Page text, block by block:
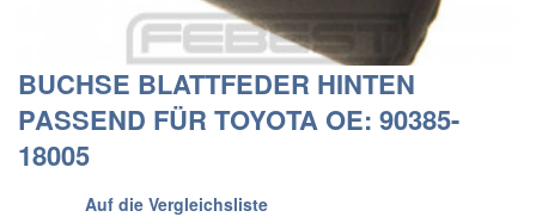
BUCHSE BLATTFEDER HINTEN
PASSEND FÜR TOYOTA OE: 90385-
18005
Auf die Vergleichsliste